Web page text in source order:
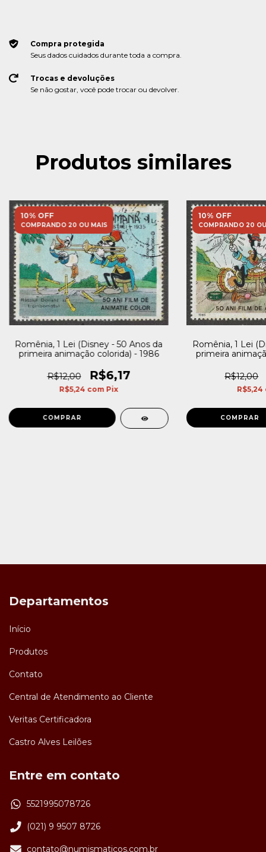
Compra protegida
Seus dados cuidados durante toda a compra.
Trocas e devoluções
Se não gostar, você pode trocar ou devolver.
Produtos similares
10% OFF
COMPRANDO 20 OU MAIS
Romênia, 1 Lei (Disney - 50 Anos da
primeira animação colorida) - 1986
R$12,00 R$6,17
R$5,24 com Pix
10% OFF
COMPRANDO 20
Romênia, 1 Lei
primeira
R$12,00
R$5,24
Departamentos
Início
Produtos
Contato
Central de Atendimento ao Cliente
Veritas Certificadora
Castro Alves Leilões
Entre em contato
5521995078726
(021) 9 9507 8726
contato@numismaticos.com.br